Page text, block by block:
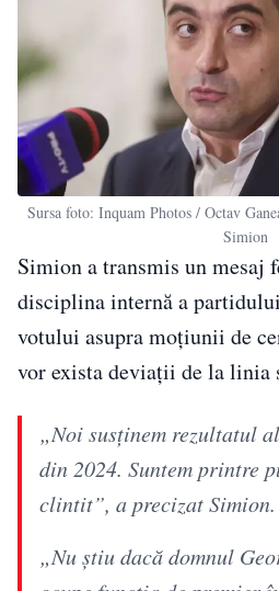
Sursa foto: Inquam Photos / Octav
Simion
Simion a transmis un mesaj
disciplina internă a
votului asupra moțiunii de
vor exista deviații de la linia
„Noi susținem rezultatul
din 2024. Suntem printre
clintit”, a precizat Simion.
„Nu știu dacă domnul